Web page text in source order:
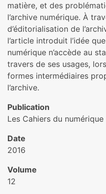
matière, et des
l’archive numérique. À
d’éditorialisation de
l’article introduit l’idée
numérique n’accède au
travers de ses usages,
formes intermédiaires
l’archive.
Publication
Les Cahiers du numérique
Date
2016
Volume
12